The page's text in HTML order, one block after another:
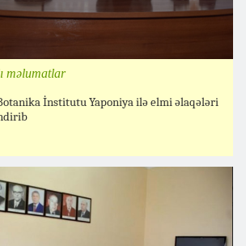
məlumatlar
İnstitutu Yaponiya ilə elmi əlaqələri